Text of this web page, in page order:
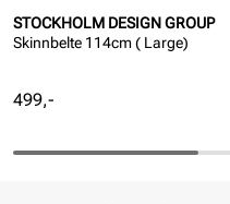
STOCKHOLM DESIGN GROUP
Skinnbelte 114cm ( Large)
Pris
499,-